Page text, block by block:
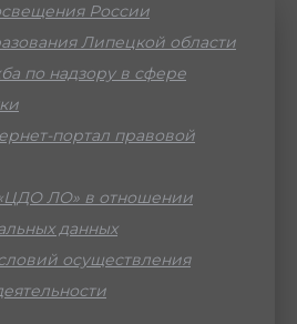
России
Липецкой области
по надзору в сфере
портал правовой
ЛО» в отношении
данных
осуществления